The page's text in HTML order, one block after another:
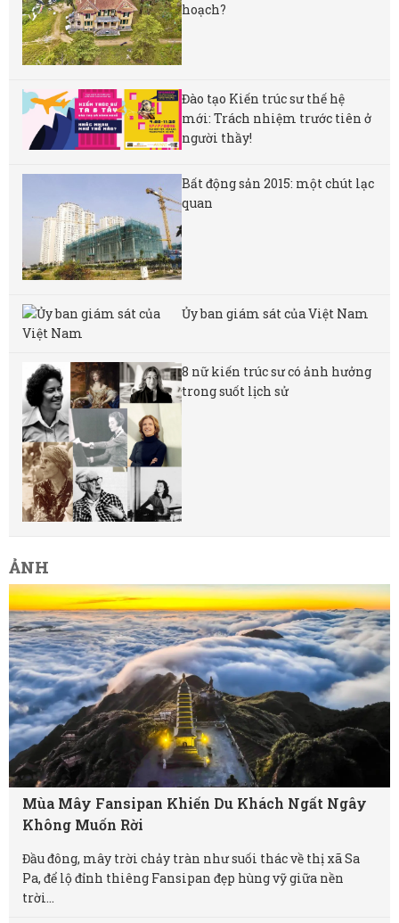
hoạch?
Đào tạo Kiến trúc sư thế hệ
mới: Trách nhiệm trước tiên ở
người thầy!
Bất động sản 2015: một chút lạc
quan
Ủy ban giám sát của Việt Nam
8 nữ kiến ​​trúc sư có ảnh hưởng
trong suốt lịch sử
ẢNH
Mùa Mây Fansipan Khiến Du Khách Ngất Ngây
Không Muốn Rời
Đầu đông, mây trời chảy tràn như suối thác về thị xã Sa
Pa, để lộ đỉnh thiêng Fansipan đẹp hùng vỹ giữa nền
trời...